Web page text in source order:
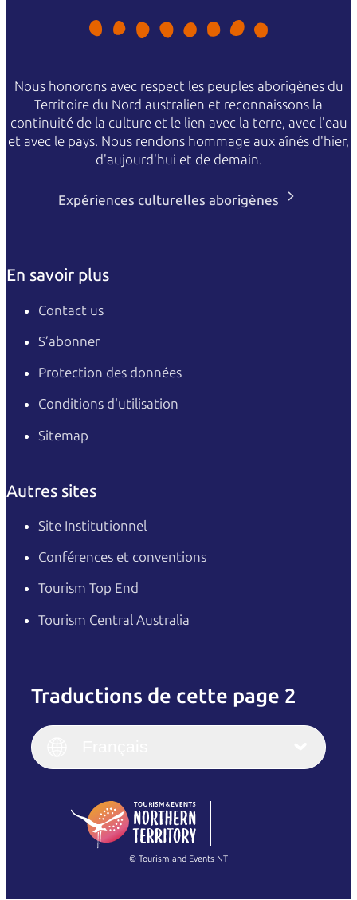
Nous honorons avec respect les peuples aborigènes du
Territoire du Nord australien et reconnaissons la
continuité de la culture et le lien avec la terre, avec l'eau
et avec le pays. Nous rendons hommage aux aînés d'hier,
d'aujourd'hui et de demain.
Expériences culturelles aborigènes
En savoir plus
Contact us
S’abonner
Protection des données
Conditions d'utilisation
Sitemap
Autres sites
Site Institutionnel
Conférences et conventions
Tourism Top End
Tourism Central Australia
Traductions de cette page 2
English
(Singapore)
Français
Italiano
繁體中文
© Tourism and Events NT